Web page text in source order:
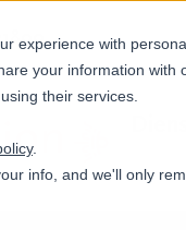
experience with
your information
their services.
.
info, and we'll only